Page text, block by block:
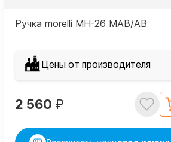
Ручка morelli MH-26 MAB/AB
Цены от производителя
2 560 ₽